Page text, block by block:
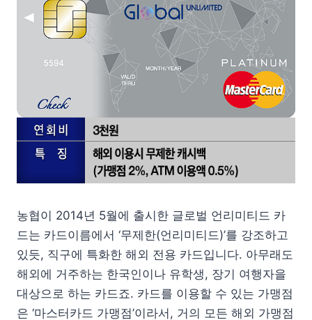
농협이 2014년 5월에 출시한 글로벌 언리미티드 카
드는 카드이름에서 ‘무제한(언리미티드)’를 강조하고
있듯, 직구에 특화한 해외 전용 카드입니다. 아무래도
해외에 거주하는 한국인이나 유학생, 장기 여행자을
대상으로 하는 카드죠. 카드를 이용할 수 있는 가맹점
은 ‘마스터카드 가맹점’이라서, 거의 모든 해외 가맹점